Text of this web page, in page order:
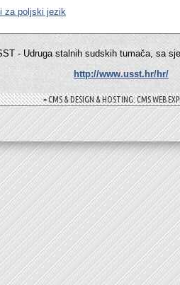
za poljski jezik
- Udruga stalnih sudskih tumača, sa
http://www.usst.hr/hr/
= CMS & DESIGN & HOSTING: CMS WEB